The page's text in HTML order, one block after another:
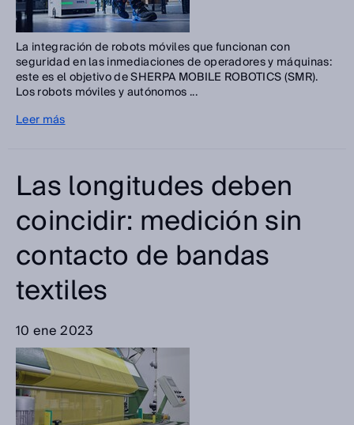
La integración de robots móviles que funcionan con
seguridad en las inmediaciones de operadores y máquinas:
este es el objetivo de SHERPA MOBILE ROBOTICS (SMR).
Los robots móviles y autónomos ...
Leer más
Las longitudes deben
coincidir: medición sin
contacto de bandas
textiles
10 ene 2023